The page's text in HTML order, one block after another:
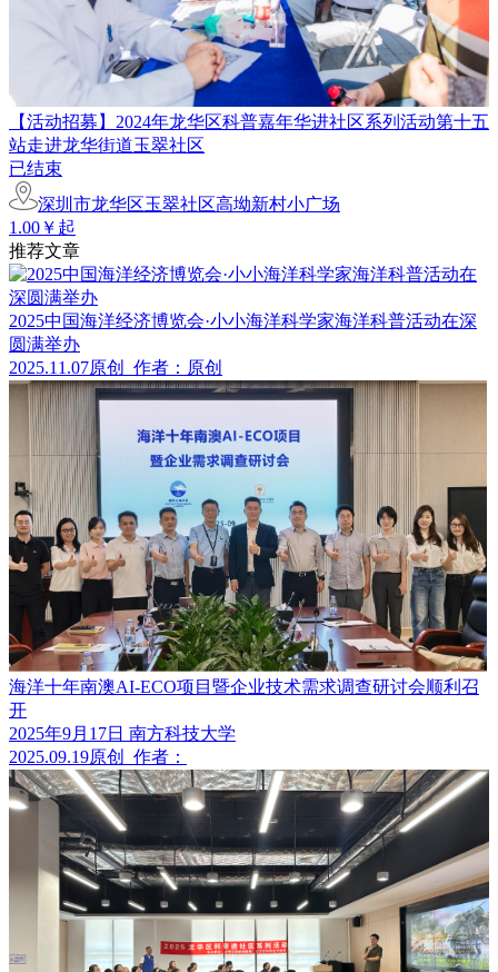
【活动招募】2024年龙华区科普嘉年华进社区系列活动第十五
站走进龙华街道玉翠社区
已结束
深圳市龙华区玉翠社区高坳新村小广场
1.00￥起
推荐文章
2025中国海洋经济博览会·小小海洋科学家海洋科普活动在深
圆满举办
2025.11.07原创 作者：原创
海洋十年南澳AI-ECO项目暨企业技术需求调查研讨会顺利召
开
2025年9月17日 南方科技大学
2025.09.19原创 作者：